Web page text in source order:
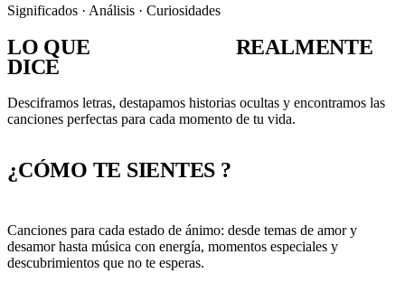
Significados · Análisis · Curiosidades
LO QUE
REALMENTE
DICE
Desciframos letras, destapamos historias ocultas y encontramos las
canciones perfectas para cada momento de tu vida.
¿CÓMO TE SIENTES ?
Canciones para cada estado de ánimo: desde temas de amor y
desamor hasta música con energía, momentos especiales y
descubrimientos que no te esperas.